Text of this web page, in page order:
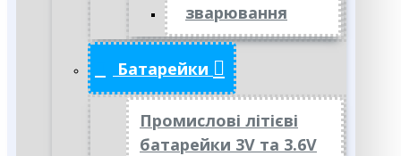
зварювання
Батарейки
Промислові літієві
батарейки 3V та 3.6V